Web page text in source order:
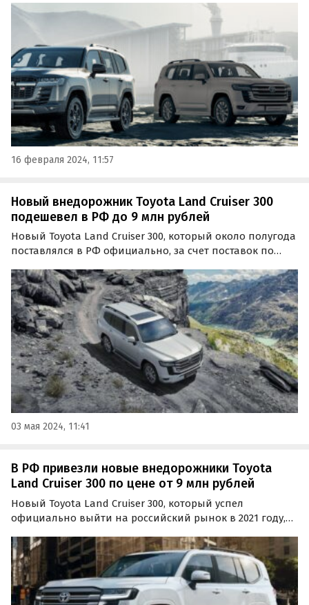
сравнению с ценами осени 2023 года, когда они
начинались от 12 700 000 рублей, эти внедорожники
сильно…
16 февраля 2024, 11:57
Новый внедорожник Toyota Land Cruiser 300
подешевел в РФ до 9 млн рублей
Новый Toyota Land Cruiser 300, который около полугода
поставлялся в РФ официально, за счет поставок по
рынок.
03 мая 2024, 11:41
В РФ привезли новые внедорожники Toyota
Land Cruiser 300 по цене от 9 млн рублей
Новый Toyota Land Cruiser 300, который успел
официально выйти на российский рынок в 2021 году,
прошлой осенью цены на него начинались на одном
из классифайдов от 12 700 000 рублей, то теперь он…